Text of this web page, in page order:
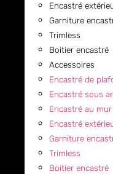
Encastré
Garniture
Trimless
Boitier encastré
Accessoires
Encastré de
Encastré sous
Encastré au mur
Encastré
Garniture
Trimless
Boitier encastré